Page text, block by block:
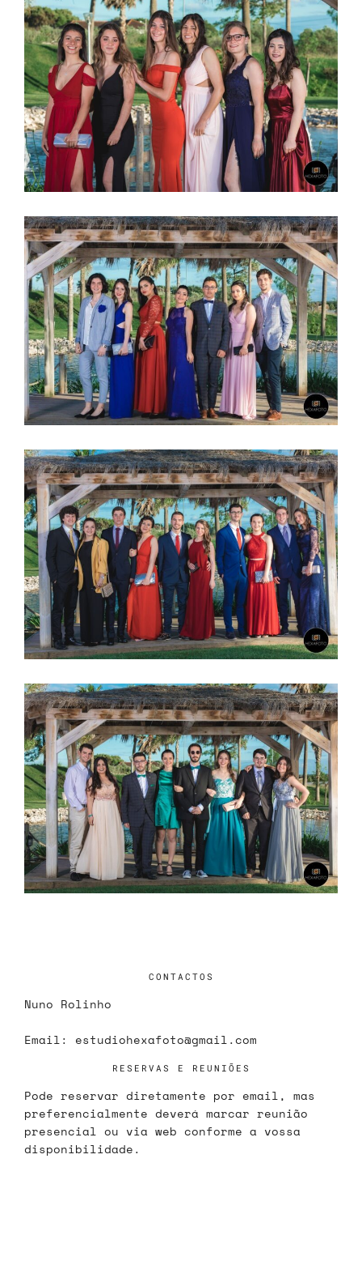
CONTACTOS
Nuno Rolinho
Email: estudiohexafoto@gmail.com
RESERVAS E REUNIÕES
Pode reservar diretamente por email, mas
preferencialmente deverá marcar reunião
presencial ou via web conforme a vossa
disponibilidade.